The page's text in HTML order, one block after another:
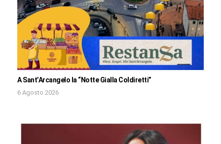
A Sant’Arcangelo la “Notte Gialla Coldiretti”
6 Agosto 2026